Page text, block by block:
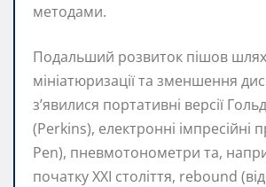
методами.
Подальший розвиток пішов
мініатюризації та зменшення
з’явилися портативні версії
(Perkins), електронні імпресійні
Pen), пневмотонометри та,
початку XXI століття, rebound